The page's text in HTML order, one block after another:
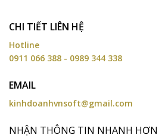
CHI TIẾT LIÊN HỆ
Hotline
0911 066 388 - 0989 344 338
EMAIL
kinhdoanhvnsoft@gmail.com
NHẬN THÔNG TIN NHANH HƠN